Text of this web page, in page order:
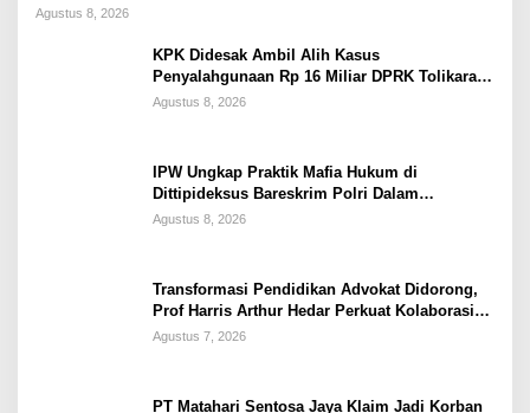
Warga Papua
Agustus 8, 2026
KPK Didesak Ambil Alih Kasus
Penyalahgunaan Rp 16 Miliar DPRK Tolikara
Tahun 2017
Agustus 8, 2026
IPW Ungkap Praktik Mafia Hukum di
Dittipideksus Bareskrim Polri Dalam
Penanganan Kasus PT ARA
Agustus 8, 2026
Transformasi Pendidikan Advokat Didorong,
Prof Harris Arthur Hedar Perkuat Kolaborasi
Kampus
Agustus 7, 2026
PT Matahari Sentosa Jaya Klaim Jadi Korban